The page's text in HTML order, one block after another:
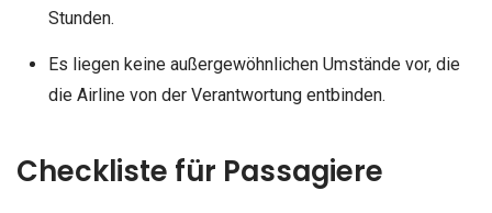
Stunden.
Es liegen keine außergewöhnlichen Umstände vor, die
die Airline von der Verantwortung entbinden.
Checkliste für Passagiere